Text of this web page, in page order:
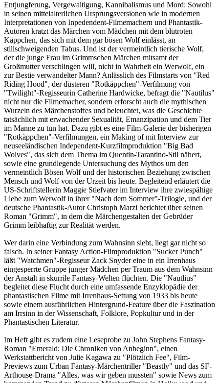
Entjungferung, Vergewaltigung, Kannibalismus und Mord: Sowohl
in seinen mittelalterlichen Ursprungsversionen wie in modernen
Interpretationen von Inpedendent-Filmemachern und Phantastik-
Autoren kratzt das Märchen vom Mädchen mit dem blutroten
Käppchen, das sich mit dem gar bösen Wolf einlässt, an
stillschweigenden Tabus. Und ist der vermeintlich tierische Wolf,
der die junge Frau im Grimmschen Märchen mitsamt der
Großmutter verschlingen will, nicht in Wahrheit ein Werwolf, ein
zur Bestie verwandelter Mann? Anlässlich des Filmstarts von "Red
Riding Hood", der düsteren "Rotkäppchen"-Verfilmung von
"Twilight"-Regisseurin Catherine Hardwicke, befragt die "Nautilus"
nicht nur die Filmemacher, sondern erforscht auch die mythischen
Wurzeln des Märchenstoffes und beleuchtet, was die Geschichte
tatsächlich mit erwachender Sexualität, Emanzipation und dem Tier
im Manne zu tun hat. Dazu gibt es eine Film-Galerie der bisherigen
"Rotkäppchen"-Verfilmungen, ein Making of mit Interview zur
neuseeländischen Independent-Kurzfilmproduktion "Big Bad
Wolves", das sich dem Thema im Quentin-Tarantino-Stil nähert,
sowie eine grundlegende Untersuchung des Mythos um den
vermeintlich Bösen Wolf und der historischen Beziehung zwischen
Mensch und Wolf von der Urzeit bis heute. Begleitend erläutert die
US-Schriftstellerin Maggie Stiefvater im Interview ihre zwiespältige
Liebe zum Werwolf in ihrer "Nach dem Sommer"-Trilogie, und der
deutsche Phantastik-Autor Christoph Marzi berichtet über seinen
Roman "Grimm", in dem die Märchengestalten der Gebrüder
Grimm leibhaftig zur Realität werden.
Wer darin eine Verbindung zum Wahnsinn sieht, liegt gar nicht so
falsch. In seiner Fantasy Action-Filmproduktion "Sucker Punch"
läßt "Watchmen"-Regisseur Zack Snyder eine in ein Irrenhaus
eingesperrte Gruppe junger Mädchen per Traum aus dem Wahnsinn
der Anstalt in skurrile Fantasy-Welten flüchten. Die "Nautlius"
begleitet diese Flucht durch eine umfassende Enzyklopädie der
phantastischen Filme mit Irrenhaus-Settung von 1933 bis heute
sowie einem ausführlichen Hintergrund-Feature über die Faszination
am Irrsinn in der Wissenschaft, Folklore, Popkultur und in der
Phantastischen Literatur.
Im Heft gibt es zudem eine Leseprobe zu John Stephens Fantasy-
Roman "Emerald: Die Chroniken von Anbeginn", einen
Werkstattbericht von Julie Kagawa zu "Plötzlich Fee", Film-
Previews zum Urban Fantasy-Märchentriller "Beastly" und das SF-
Arthouse-Drama "Alles, was wir geben mussten" sowie News zum